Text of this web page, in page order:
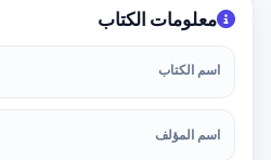
معلومات الكتاب
اسم الكتاب
اسم المؤلف